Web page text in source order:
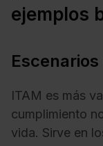
ejemplos
Escenarios
ITAM es más
cumplimiento
vida. Sirve en